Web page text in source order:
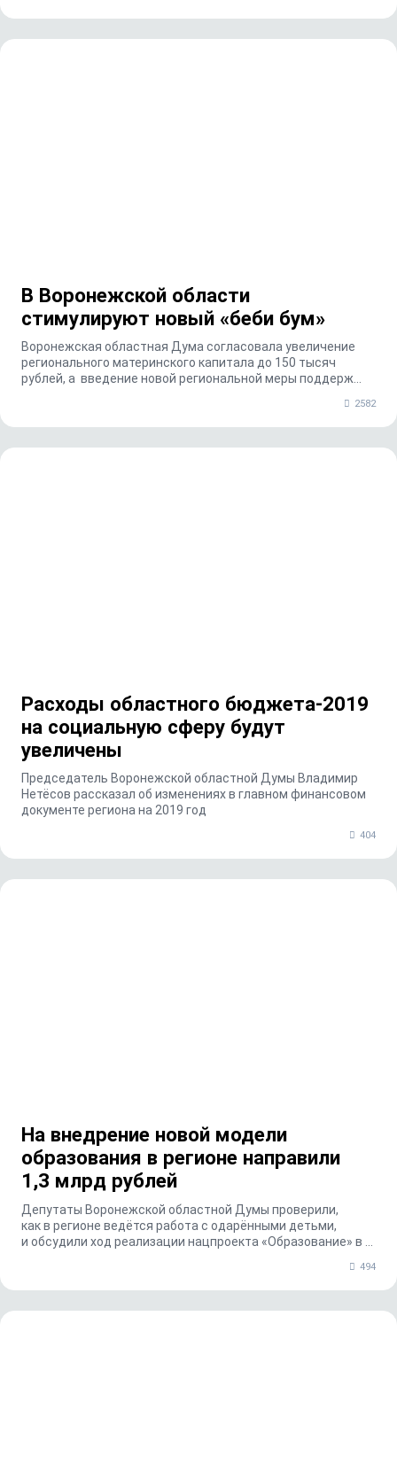
В Воронежской области
стимулируют новый «беби бум»
Воронежская областная Дума согласовала увеличение
регионального материнского капитала до 150 тысяч
рублей, а введение новой региональной меры поддерж...
2582
Расходы областного бюджета-2019
на социальную сферу будут
увеличены
Председатель Воронежской областной Думы Владимир
Нетёсов рассказал об изменениях в главном финансовом
документе региона на 2019 год
404
На внедрение новой модели
образования в регионе направили
1,3 млрд рублей
Депутаты Воронежской областной Думы проверили,
как в регионе ведётся работа с одарёнными детьми,
и обсудили ход реализации нацпроекта «Образование» в ...
494